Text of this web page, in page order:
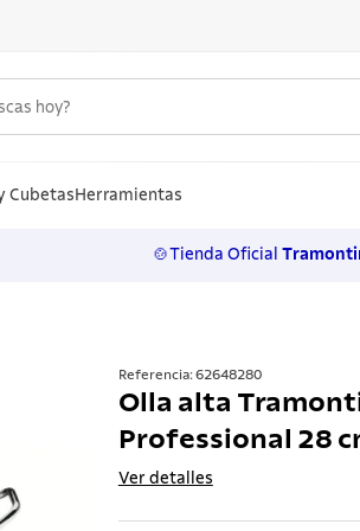
Cubetas Herramientas
🍲Tienda Oficial
Referencia:62648280
Olla alta
Professional 28
Ver detalles